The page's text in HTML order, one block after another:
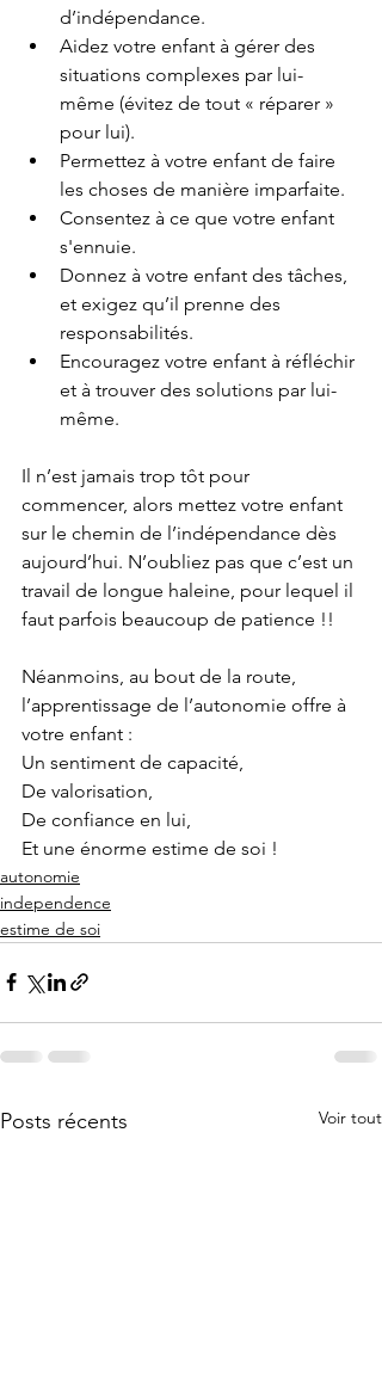
d’indépendance.
Aidez votre enfant à gérer des
situations complexes par lui-
même (évitez de tout « réparer »
pour lui).
Permettez à votre enfant de faire
les choses de manière imparfaite.
Consentez à ce que votre enfant
s'ennuie.
Donnez à votre enfant des tâches,
et exigez qu’il prenne des
responsabilités.
Encouragez votre enfant à réfléchir
et à trouver des solutions par lui-
même.
Il n’est jamais trop tôt pour
commencer, alors mettez votre enfant
sur le chemin de l’indépendance dès
aujourd’hui. N’oubliez pas que c’est un
travail de longue haleine, pour lequel il
faut parfois beaucoup de patience !!
Néanmoins, au bout de la route,
l’apprentissage de l’autonomie offre à
votre enfant :
Un sentiment de capacité,
De valorisation,
De confiance en lui,
Et une énorme estime de soi !
autonomie
independence
estime de soi
Posts récents Voir tout